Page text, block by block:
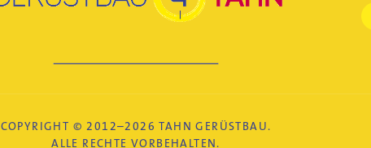
COPYRIGHT © 2012–2026 TAHN GERÜSTBAU.
ALLE RECHTE VORBEHALTEN.